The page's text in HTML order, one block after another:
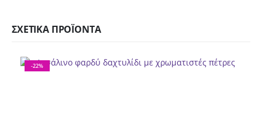
ΣΧΕΤΙΚΆ ΠΡΟΪΌΝΤΑ
-22%